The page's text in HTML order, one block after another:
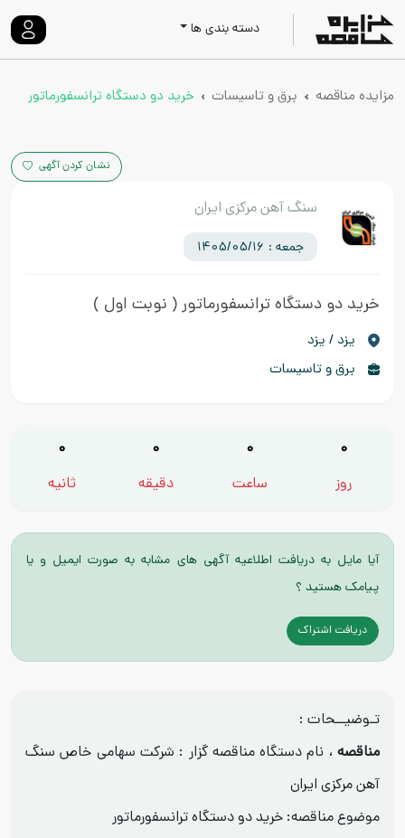
دسته بندی ها
مزایده مناقصه برق و تاسیسات خرید دو دستگاه ترانسفورماتور
نشان کردن آگهی
سنگ آهن مرکزی ایران
جمعه : 1405/05/16
خرید دو دستگاه ترانسفورماتور( نوبت اول )
يزد / یزد
برق و تاسیسات
0
روز
0
ساعت
0
دقیقه
0
ثانیه
آیا مایل به دریافت اطلاعیه آگهی های مشابه به صورت ایمیل و یا
پیامک هستید ؟
دریافت اشتراک
تـوضیــحات :
مناقصه ، نام دستگاه مناقصه گزار : شرکت سهامی خاص سنگ
آهن مرکزی ایران
موضوع مناقصه: خرید دو دستگاه ترانسفورماتور